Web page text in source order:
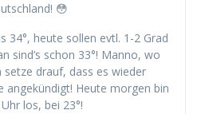
😳
34°, heute sollen evtl. 1-2 Grad
sind’s schon 33°! Manno, wo
setze drauf, dass es wieder
angekündigt! Heute morgen bin
los, bei 23°!